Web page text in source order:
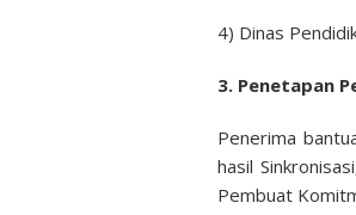
4) Dinas
3. Penetapan
Penerima
hasil
Pembuat